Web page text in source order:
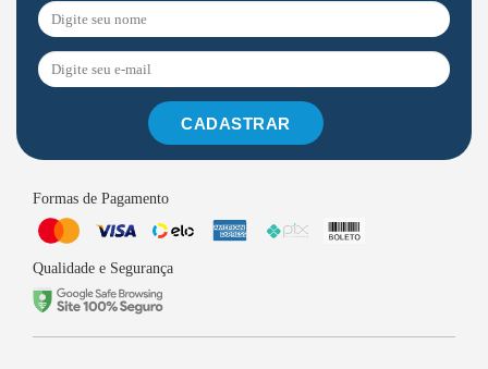
CADASTRAR
Formas de Pagamento
Qualidade e Segurança